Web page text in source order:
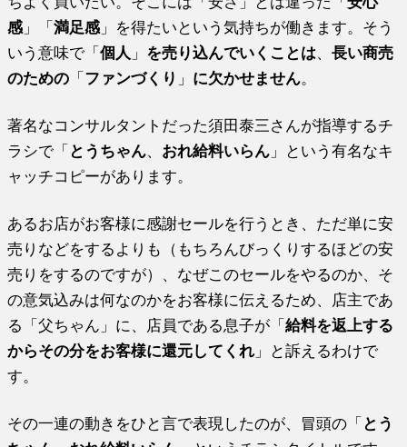
感 」「満足感 」を得たいという気持ちが働きます。そう
いう意味で「個人 」 を売り込んでいくことは、長い商売
のための 「 ファンづくり 」 に欠かせません。
著名なコンサルタントだった須田泰三さんが指導するチ
ラシで「 とうちゃん、 おれ給料いらん 」という有名なキ
ャッチコピーがあります。
あるお店がお客様に感謝セールを行うとき、ただ単に安
売りなどをするよりも（もちろんびっくりするほどの安
売りをするのですが）、なぜこのセールをやるのか、そ
の意気込みは何なのかをお客様に伝えるため、店主であ
る「父ちゃん」に、店員である息子が「給料を返上する
からその分をお客様に還元してくれ 」と訴えるわけで
す。
その一連の動きをひと言で表現したのが、冒頭の「 とう